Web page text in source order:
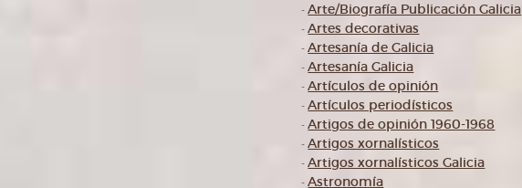
-Arte/Biografía Publicación Galicia
-Artes decorativas
-Artesanía de Galicia
-Artesanía Galicia
-Artículos de opinión
-Artículos periodísticos
-Artigos de opinión 1960-1968
-Artigos xornalísticos
-Artigos xornalísticos Galicia
-Astronomía